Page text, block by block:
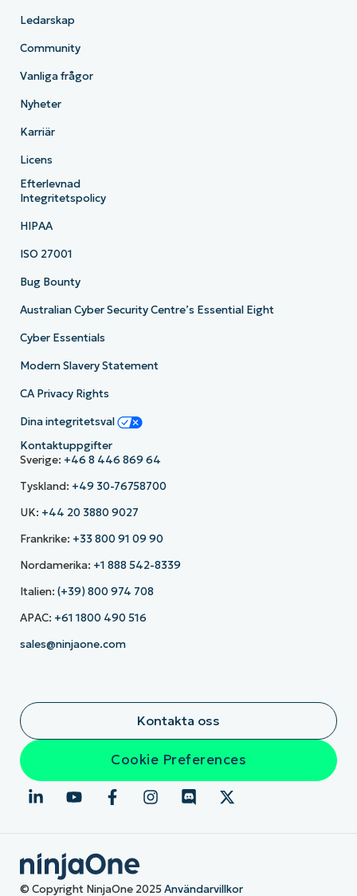
Ledarskap
Community
Vanliga frågor
Nyheter
Karriär
Licens
Efterlevnad
Integritetspolicy
HIPAA
ISO 27001
Bug Bounty
Australian Cyber Security Centre’s Essential Eight
Cyber Essentials
Modern Slavery Statement
CA Privacy Rights
Dina integritetsval
Kontaktuppgifter
Sverige: +46 8 446 869 64
Tyskland: +49 30-76758700
UK: +44 20 3880 9027
Frankrike: +33 800 91 09 90
Nordamerika: +1 888 542-8339
Italien: (+39) 800 974 708
APAC: +61 1800 490 516
sales@ninjaone.com
Kontakta oss
Cookie Preferences
© Copyright NinjaOne 2025Användarvillkor